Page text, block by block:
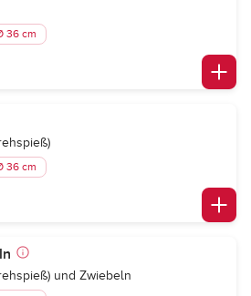
36 cm
36 cm
und Zwiebeln